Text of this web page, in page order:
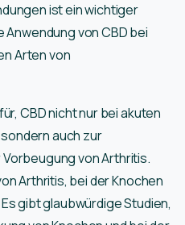
ist ein wichtiger
von CBD bei
Arten von
CBD nicht nur bei akuten
auch zur
von Arthritis.
Arthritis, bei der Knochen
gibt glaubwürdige Studien,